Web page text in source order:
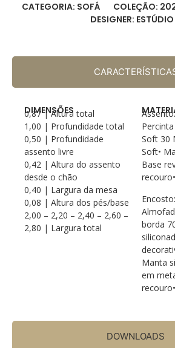
CATEGORIA: SOFÁ COLEÇÃO:
DESIGNER:
DOWNLOADS
DIMENSÕES
0,87 | Altura total
1,00 | Profundidade total
0,50 | Profundidade
assento livre
0,42 | Altura do assento
desde o chão
0,40 | Largura da mesa
0,08 | Altura dos pés/base
2,00 – 2,20 – 2,40 – 2,60 –
2,80 | Largura total
Soft 30
Soft•
Base
recouro•
borda
Manta
em
recouro•